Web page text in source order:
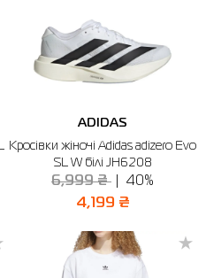
ADIDAS
Кросівки жіночі Adidas adizero Evo
SL W білі JH6208
6,999 ₴ 40%
4,199 ₴